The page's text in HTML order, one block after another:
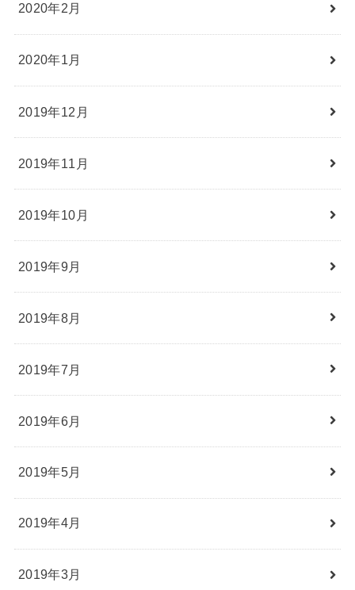
2020年2月
2020年1月
2019年12月
2019年11月
2019年10月
2019年9月
2019年8月
2019年7月
2019年6月
2019年5月
2019年4月
2019年3月